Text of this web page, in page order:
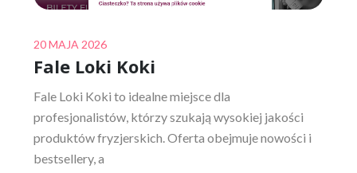
Posted
on
20 MAJA 2026
Fale Loki Koki
Fale Loki Koki to idealne miejsce dla
profesjonalistów, którzy szukają wysokiej jakości
produktów fryzjerskich. Oferta obejmuje nowości i
bestsellery, a